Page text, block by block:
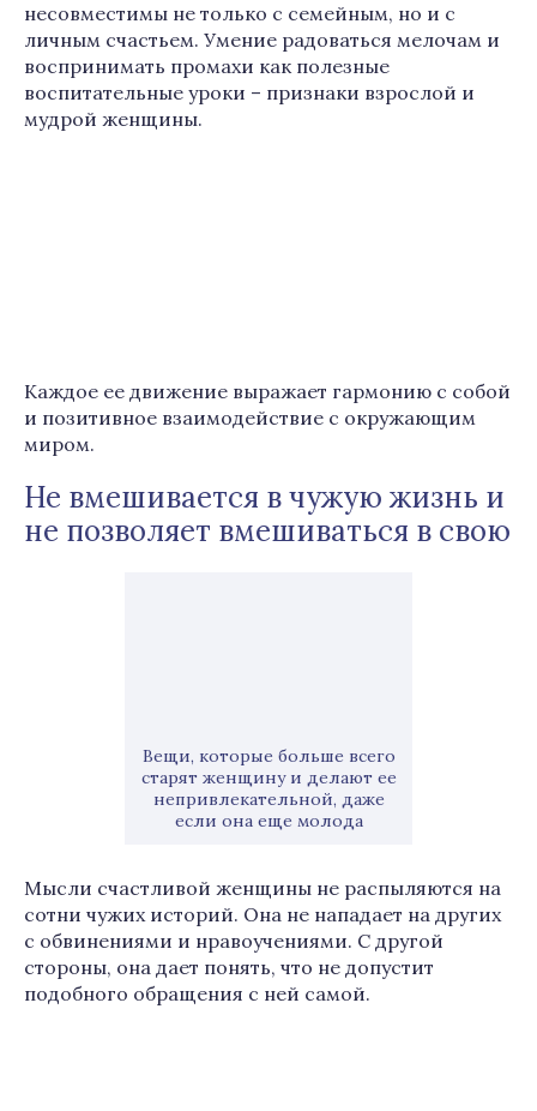
несовместимы не только с семейным, но и с
личным счастьем. Умение радоваться мелочам и
воспринимать промахи как полезные
воспитательные уроки – признаки взрослой и
мудрой женщины.
Каждое ее движение выражает гармонию с собой
и позитивное взаимодействие с окружающим
миром.
Не вмешивается в чужую жизнь и
не позволяет вмешиваться в свою
Вещи, которые больше всего
старят женщину и делают ее
непривлекательной, даже
если она еще молода
Мысли счастливой женщины не распыляются на
сотни чужих историй. Она не нападает на других
с обвинениями и нравоучениями. С другой
стороны, она дает понять, что не допустит
подобного обращения с ней самой.